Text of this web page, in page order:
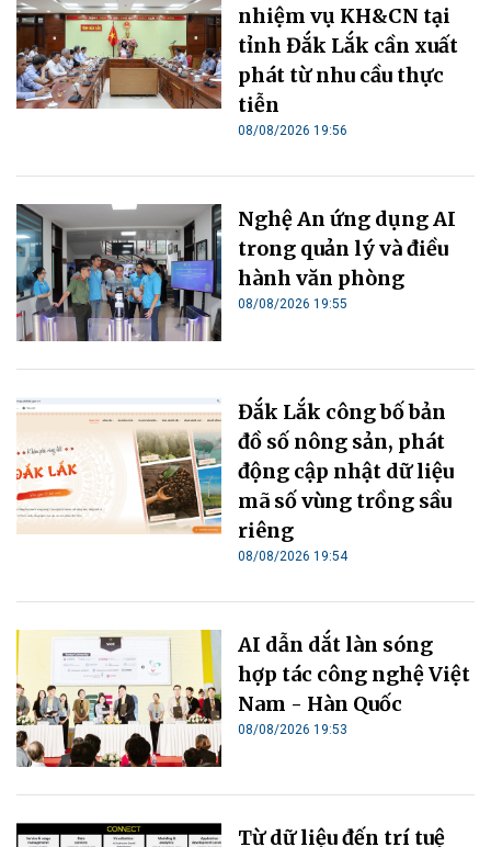
nhiệm vụ KH&CN tại
tỉnh Đắk Lắk cần xuất
phát từ nhu cầu thực
tiễn
08/08/2026 19:56
Nghệ An ứng dụng AI
trong quản lý và điều
hành văn phòng
08/08/2026 19:55
Đắk Lắk công bố bản
đồ số nông sản, phát
động cập nhật dữ liệu
mã số vùng trồng sầu
riêng
08/08/2026 19:54
AI dẫn dắt làn sóng
hợp tác công nghệ Việt
Nam - Hàn Quốc
08/08/2026 19:53
Từ dữ liệu đến trí tuệ